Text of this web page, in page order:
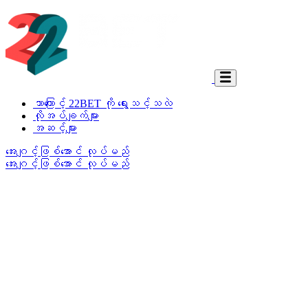
ဘာကြောင့် 22BET ကို ရွေးသင့်သလဲ
လိုအပ်ချက်များ
အဆင့်များ
အေးဂျင့်ဖြစ်အောင် လုပ်မည်
အေးဂျင့်ဖြစ်အောင် လုပ်မည်